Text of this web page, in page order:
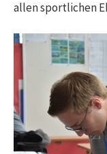
allen sportlichen